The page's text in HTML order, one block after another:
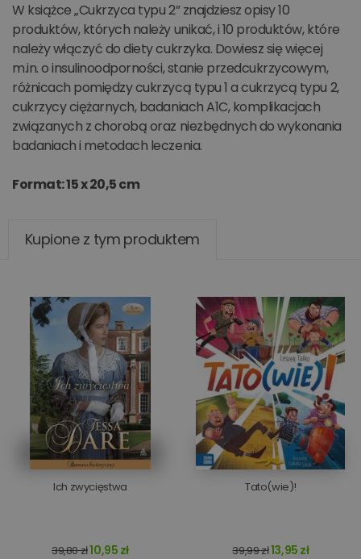
W książce „Cukrzyca typu 2” znajdziesz opisy 10
produktów, których należy unikać, i 10 produktów, które
należy włączyć do diety cukrzyka. Dowiesz się więcej
m.in. o insulinoodporności, stanie przedcukrzycowym,
różnicach pomiędzy cukrzycą typu 1 a cukrzycą typu 2,
cukrzycy ciężarnych, badaniach A1C, komplikacjach
związanych z chorobą oraz niezbędnych do wykonania
badaniach i metodach leczenia.
Format: 15 x 20,5 cm
Kupione z tym produktem
Ich zwycięstwa
39,80 zł10,95 zł
Tato(wie)!
39,99 zł13,95 zł